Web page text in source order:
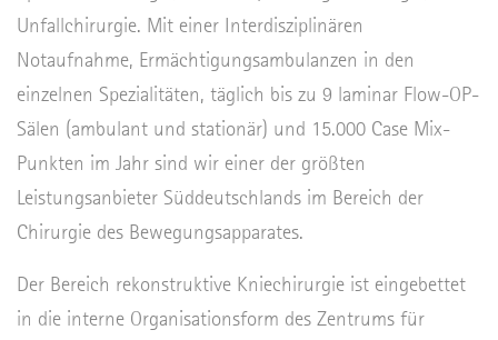
Unfallchirurgie. Mit einer Interdisziplinären
Notaufnahme, Ermächtigungsambulanzen in den
einzelnen Spezialitäten, täglich bis zu 9 laminar Flow-OP-
Sälen (ambulant und stationär) und 15.000 Case Mix-
Punkten im Jahr sind wir einer der größten
Leistungsanbieter Süddeutschlands im Bereich der
Chirurgie des Bewegungsapparates.
Der Bereich rekonstruktive Kniechirurgie ist eingebettet
in die interne Organisationsform des Zentrums für